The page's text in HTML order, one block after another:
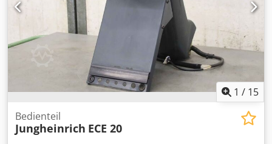
1 / 15
Bedienteil
Jungheinrich ECE 20